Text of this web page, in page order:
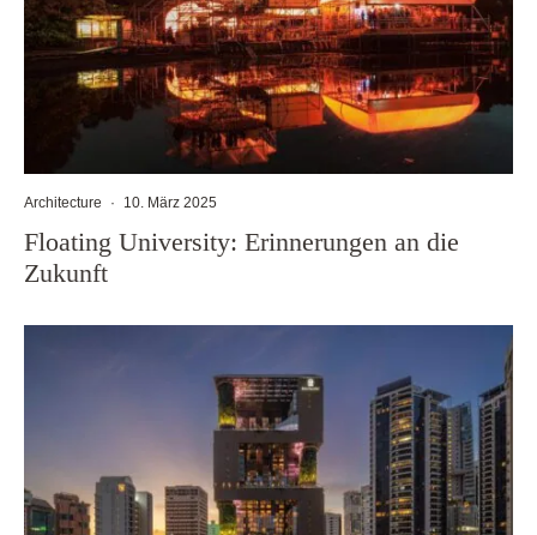
Architecture · 10. März 2025
Floating University: Erinnerungen an die
Zukunft